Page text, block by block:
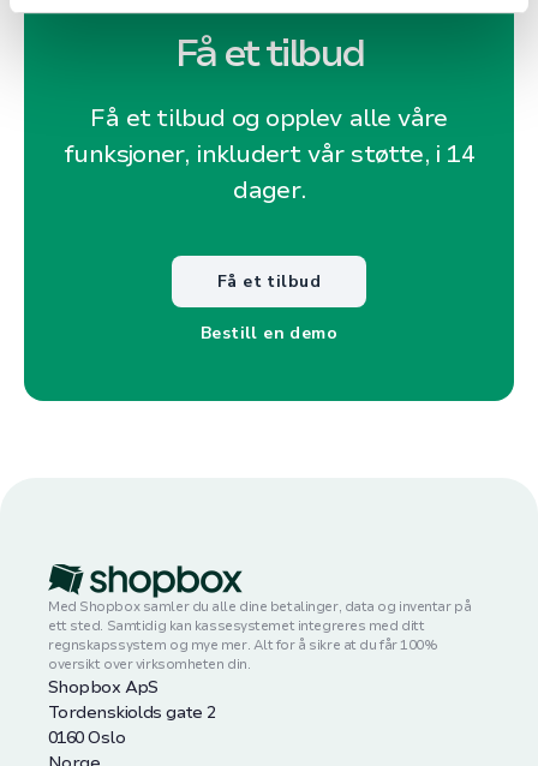
Få et tilbud
Få et tilbud og opplev alle våre
funksjoner, inkludert vår støtte, i 14
dager.
Få et tilbud
Bestill en demo
Med Shopbox samler du alle dine betalinger, data og inventar på
ett sted. Samtidig kan kassesystemet integreres med ditt
regnskapssystem og mye mer. Alt for å sikre at du får 100%
oversikt over virksomheten din.
Shopbox ApS
Tordenskiolds gate 2
0160 Oslo